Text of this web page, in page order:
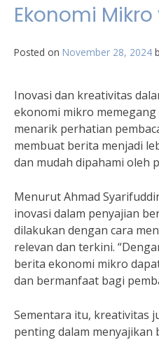
Ekonomi
Posted on November 28, 2024
Inovasi dan kreativitas
ekonomi mikro
menarik perhatian
membuat berita menjadi
dan mudah dipahami oleh
Menurut Ahmad
inovasi dalam penyajian
dilakukan dengan cara
relevan dan terkini.
berita ekonomi mikro
dan bermanfaat bagi
Sementara itu, kreativitas
penting dalam